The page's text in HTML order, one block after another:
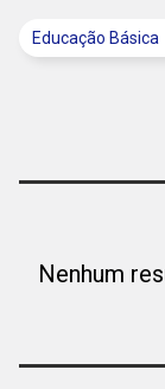
Educação Básica
Nenhum